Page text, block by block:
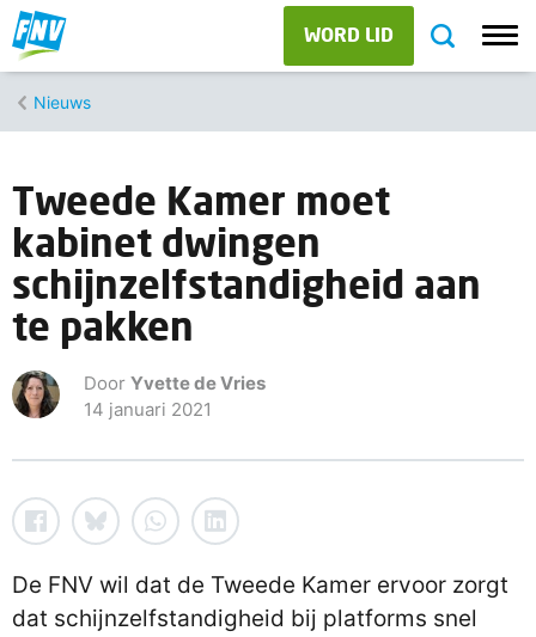
WORD LID
Nieuws
Tweede Kamer moet
kabinet dwingen
schijnzelfstandigheid aan
te pakken
Door Yvette de Vries
14 januari 2021
De FNV wil dat de Tweede Kamer ervoor zorgt
dat schijnzelfstandigheid bij platforms snel